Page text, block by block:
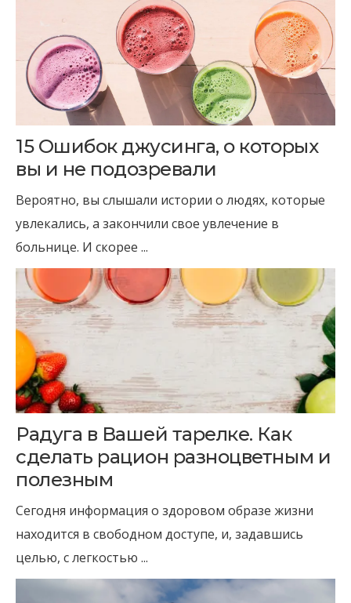
15 Ошибок джусинга, о которых
вы и не подозревали
Вероятно, вы слышали истории о людях, которые
увлекались, а закончили свое увлечение в
больнице. И скорее ...
Радуга в Вашей тарелке. Как
сделать рацион разноцветным и
полезным
Сегодня информация о здоровом образе жизни
находится в свободном доступе, и, задавшись
целью, с легкостью ...